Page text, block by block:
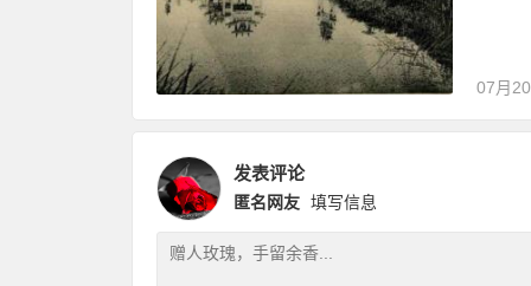
07月
发表评论
匿名网友 填写信息